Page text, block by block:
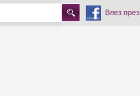
Влез